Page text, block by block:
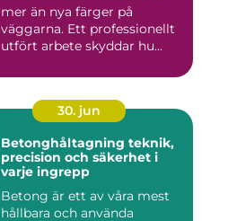
mer än nya färger på
väggarna. Ett professionellt
utfört arbete skyddar hu...
30. jun
Betonghåltagning teknik,
precision och säkerhet i
varje ingrepp
Betong är ett av våra mest
hållbara och använda